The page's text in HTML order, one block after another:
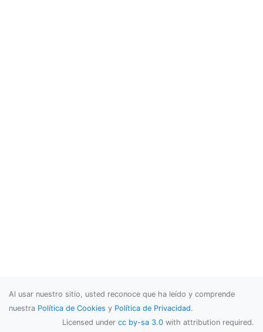
Al usar nuestro sitio, usted reconoce que ha leído y comprende
nuestra Política de Cookies y Política de Privacidad.
Licensed under cc by-sa 3.0 with attribution required.